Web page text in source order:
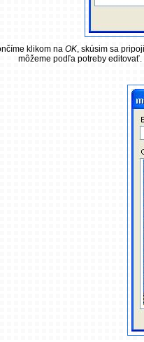
klikom na OK, skúsim sa
môžeme podľa potreby